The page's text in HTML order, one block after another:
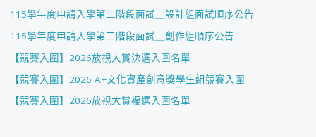
115學年度申請入學第二階段面試＿設計組面試順序公告
115學年度申請入學第二階段面試＿創作組順序公告
【競賽入圍】2026放視大賞決選入圍名單
【競賽入圍】2026 A+文化資產創意獎學生組競賽入圍
【競賽入圍】2026放視大賞複選入圍名單